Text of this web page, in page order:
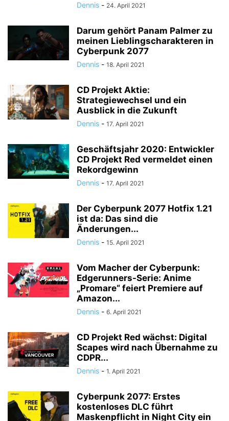
Dennis - 24. April 2021
Darum gehört Panam Palmer zu
meinen Lieblingscharakteren in
Cyberpunk 2077
Dennis - 18. April 2021
CD Projekt Aktie:
Strategiewechsel und ein
Ausblick in die Zukunft
Dennis - 17. April 2021
Geschäftsjahr 2020: Entwickler
CD Projekt Red vermeldet einen
Rekordgewinn
Dennis - 17. April 2021
Der Cyberpunk 2077 Hotfix 1.21
ist da: Das sind die
Änderungen...
Dennis - 15. April 2021
Vom Macher der Cyberpunk:
Edgerunners-Serie: Anime
„Promare“ feiert Premiere auf
Amazon...
Dennis - 6. April 2021
CD Projekt Red wächst: Digital
Scapes wird nach Übernahme zu
CDPR...
Dennis - 1. April 2021
Cyberpunk 2077: Erstes
kostenloses DLC führt
Maskenpflicht in Night City ein